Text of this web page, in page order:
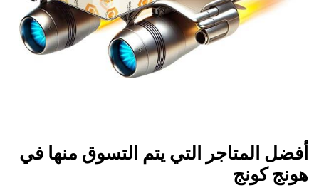
أفضل المتاجر التي يتم التسوق منها في
هونج كونج